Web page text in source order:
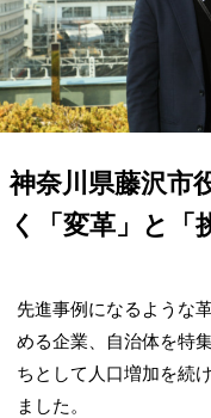
神奈川県藤沢市
く「変革」と「
先進事例になるような
める企業、自治体を特
ちとして人口増加を続
ました。